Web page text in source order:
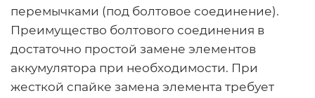
перемычками (под болтовое соединение).
Преимущество болтового соединения в
достаточно простой замене элементов
аккумулятора при необходимости. При
жесткой спайке замена элемента требует